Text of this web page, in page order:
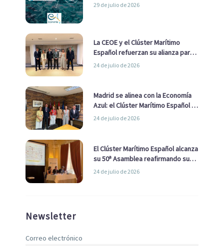
29 de julio de 2026
La CEOE y el Clúster Marítimo
Español refuerzan su alianza para
impulsar una estrategia Nacional
24 de julio de 2026
Madrid se alinea con la Economía
Azul: el Clúster Marítimo Español y
la Real Liga Naval avanzan alianzas
24 de julio de 2026
El Clúster Marítimo Español alcanza
su 50ª Asamblea reafirmando su
liderazgo en la Economía Azul
24 de julio de 2026
Newsletter
Correo electrónico